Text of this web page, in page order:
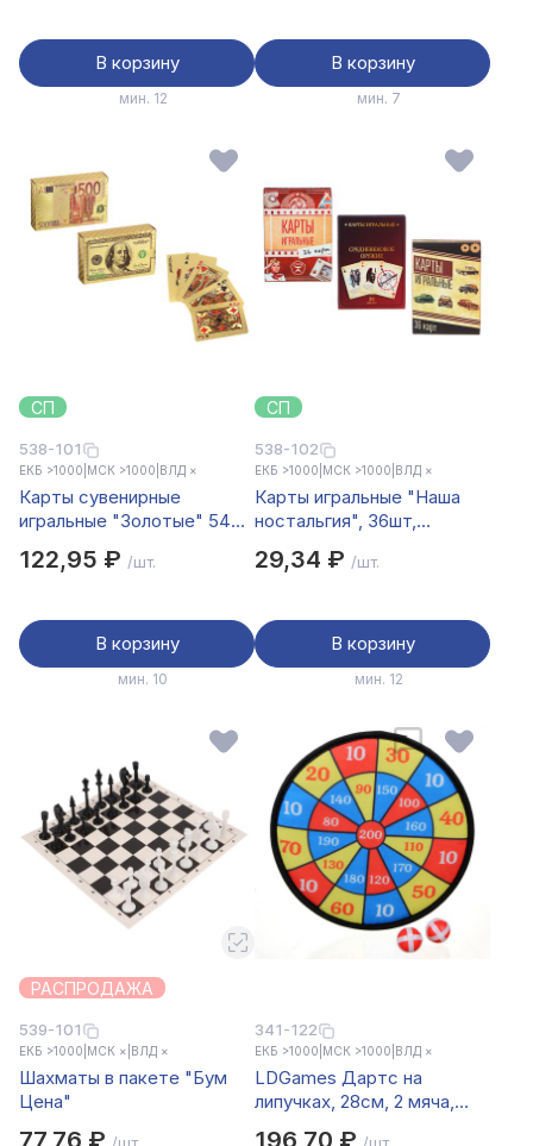
В корзину
мин. 12
В корзину
мин. 7
СП
538-101
ЕКБ >1000 МСК >1000 ВЛД ×
Карты сувенирные
игральные "Золотые" 54
122,95 ₽ /шт.
В корзину
мин. 10
СП
538-102
ЕКБ >1000 МСК >1000 ВЛД ×
Карты игральные "Наша
ностальгия", 36шт,
дизайна
29,34 ₽ /шт.
В корзину
мин. 12
РАСПРОДАЖА
539-101
ЕКБ >1000 МСК × ВЛД ×
Шахматы в пакете "Бум
Цена"
77,76 ₽
341-122
ЕКБ >1000 МСК >1000 ВЛД ×
LDGames Дартс на
липучках, 28см, 2 мяча,
196,70 ₽